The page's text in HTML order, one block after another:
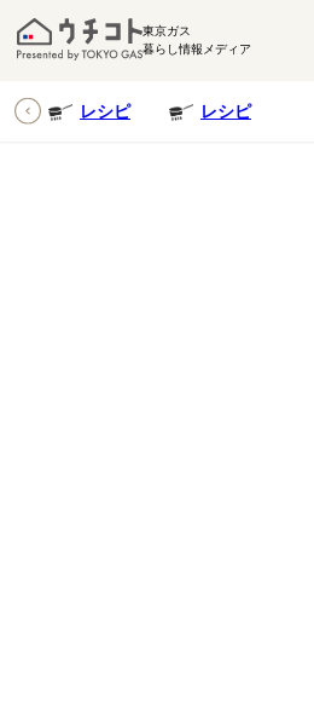
東京ガス
暮らし情報メディア
レシピ レシピ